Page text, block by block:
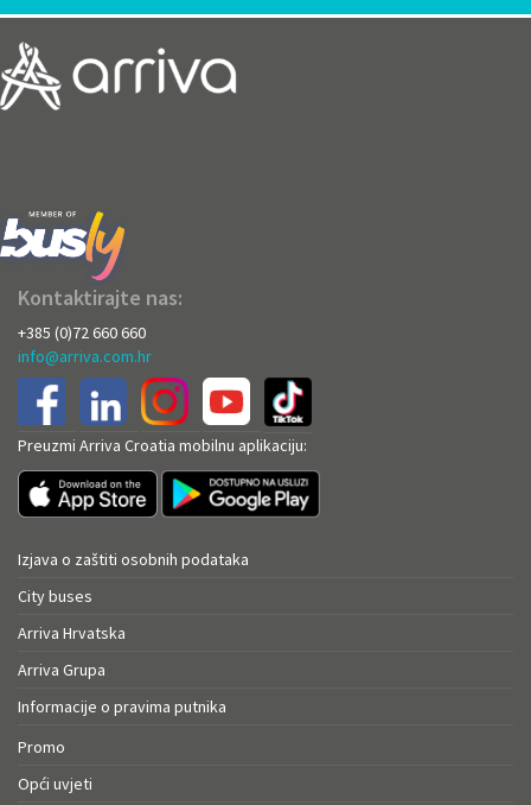
Kontaktirajte nas:
+385 (0)72 660 660
info@arriva.com.hr
Preuzmi Arriva Croatia mobilnu aplikaciju:
Izjava o zaštiti osobnih podataka
City buses
Arriva Hrvatska
Arriva Grupa
Informacije o pravima putnika
Promo
Opći uvjeti